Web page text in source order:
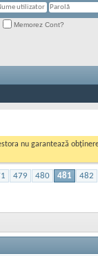
Memorez Cont?
nu garantează
479 480 481 482